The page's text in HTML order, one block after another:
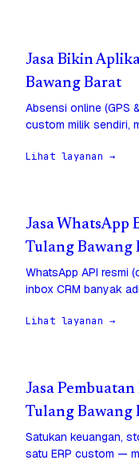
Jasa Bikin
Bawang Barat
Absensi online (GPS
custom milik sendiri,
Lihat layanan →
Jasa WhatsApp
Tulang Bawang
WhatsApp API resmi
inbox CRM banyak
Lihat layanan →
Jasa
Tulang Bawang
Satukan keuangan,
satu ERP custom —